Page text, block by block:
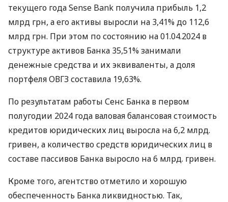
текущего года Sense Bank получила прибыль 1,2
млрд грн, а его активы выросли на 3,41% до 112,6
млрд грн. При этом по состоянию на 01.04.2024 в
структуре активов Банка 35,51% занимали
денежные средства и их эквиваленты, а доля
портфеля ОВГЗ составила 19,63%.
По результатам работы Сенс Банка в первом
полугодии 2024 года валовая балансовая стоимость
кредитов юридических лиц выросла на 6,2 млрд.
гривен, а количество средств юридических лиц в
составе пассивов Банка выросло на 6 млрд. гривен.
Кроме того, агентство отметило и хорошую
обеспеченность Банка ликвидностью. Так,